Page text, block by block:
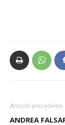
Articolo precedente
ANDREA